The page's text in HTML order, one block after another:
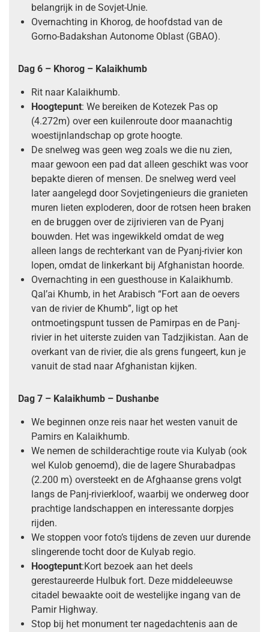
belangrijk in de Sovjet-Unie.
Overnachting in Khorog, de hoofdstad van de
Gorno-Badakshan Autonome Oblast (GBAO).
Dag 6 – Khorog – Kalaikhumb
Rit naar Kalaikhumb.
Hoogtepunt: We bereiken de Kotezek Pas op
(4.272m) over een kuilenroute door maanachtig
woestijnlandschap op grote hoogte.
De snelweg was geen weg zoals we die nu zien,
maar gewoon een pad dat alleen geschikt was voor
bepakte dieren of mensen. De snelweg werd veel
later aangelegd door Sovjetingenieurs die granieten
muren lieten exploderen, door de rotsen heen braken
en de bruggen over de zijrivieren van de Pyanj
bouwden. Het was ingewikkeld omdat de weg
alleen langs de rechterkant van de Pyanj-rivier kon
lopen, omdat de linkerkant bij Afghanistan hoorde.
Overnachting in een guesthouse in Kalaikhumb.
Qal’ai Khumb, in het Arabisch “Fort aan de oevers
van de rivier de Khumb”, ligt op het
ontmoetingspunt tussen de Pamirpas en de Panj-
rivier in het uiterste zuiden van Tadzjikistan. Aan de
overkant van de rivier, die als grens fungeert, kun je
vanuit de stad naar Afghanistan kijken.
Dag 7 – Kalaikhumb – Dushanbe
We beginnen onze reis naar het westen vanuit de
Pamirs en Kalaikhumb.
We nemen de schilderachtige route via Kulyab (ook
wel Kulob genoemd), die de lagere Shurabadpas
(2.200 m) oversteekt en de Afghaanse grens volgt
langs de Panj-rivierkloof, waarbij we onderweg door
prachtige landschappen en interessante dorpjes
rijden.
We stoppen voor foto’s tijdens de zeven uur durende
slingerende tocht door de Kulyab regio.
Hoogtepunt:Kort bezoek aan het deels
gerestaureerde Hulbuk fort. Deze middeleeuwse
citadel bewaakte ooit de westelijke ingang van de
Pamir Highway.
Stop bij het monument ter nagedachtenis aan de